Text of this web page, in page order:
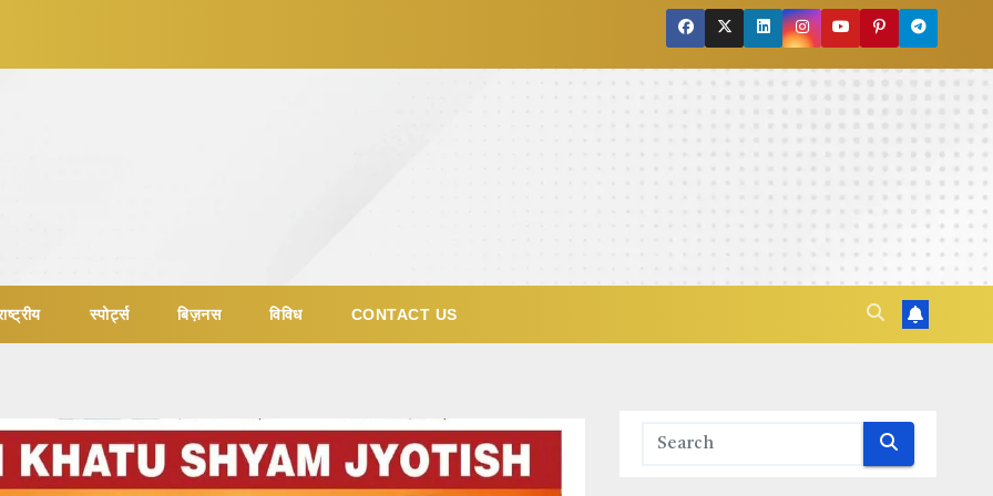
स्पोर्ट्स बिज़नस विविध CONTACT US